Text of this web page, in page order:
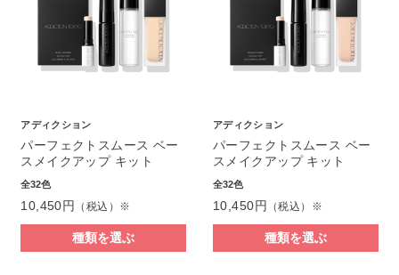
アディクション
パーフェクトスムース ベー
スメイクアップ キット
全32色
10,450円 （税込）※
種類を選ぶ
アディクション
パーフェクトスムース ベー
スメイクアップ キット
全32色
10,450円 （税込）※
種類を選ぶ